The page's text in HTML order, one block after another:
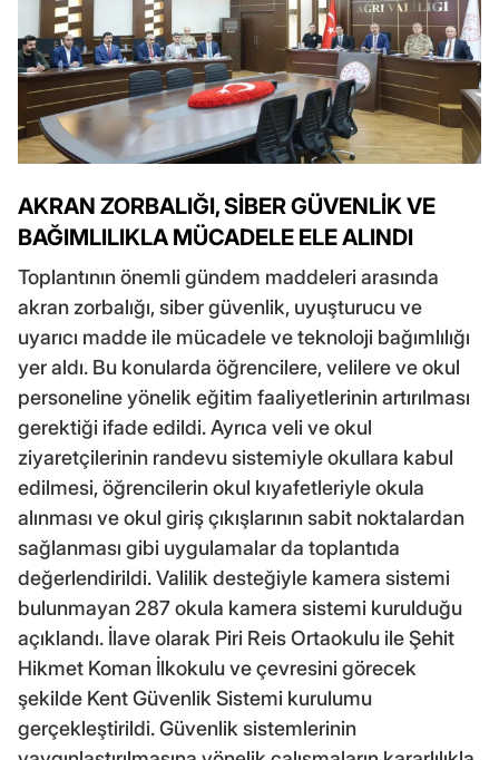
AKRAN ZORBALIĞI, SİBER GÜVENLİK VE
BAĞIMLILIKLA MÜCADELE ELE ALINDI
Toplantının önemli gündem maddeleri arasında
akran zorbalığı, siber güvenlik, uyuşturucu ve
uyarıcı madde ile mücadele ve teknoloji bağımlılığı
yer aldı. Bu konularda öğrencilere, velilere ve okul
personeline yönelik eğitim faaliyetlerinin artırılması
gerektiği ifade edildi. Ayrıca veli ve okul
ziyaretçilerinin randevu sistemiyle okullara kabul
edilmesi, öğrencilerin okul kıyafetleriyle okula
alınması ve okul giriş çıkışlarının sabit noktalardan
sağlanması gibi uygulamalar da toplantıda
değerlendirildi. Valilik desteğiyle kamera sistemi
bulunmayan 287 okula kamera sistemi kurulduğu
açıklandı. İlave olarak Piri Reis Ortaokulu ile Şehit
Hikmet Koman İlkokulu ve çevresini görecek
şekilde Kent Güvenlik Sistemi kurulumu
gerçekleştirildi. Güvenlik sistemlerinin